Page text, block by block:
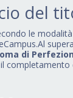
del
le
di
completamento